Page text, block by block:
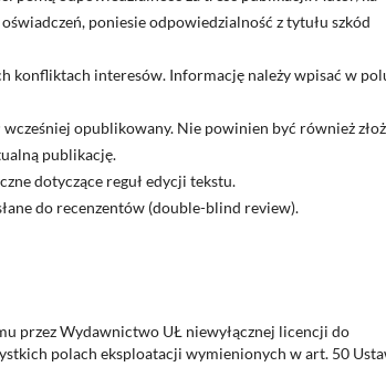
poniesie odpowiedzialność z tytułu szkód
konfliktach interesów. Informację należy wpisać w
opublikowany. Nie powinien być również
publikację.
dotyczące reguł edycji tekstu.
do recenzentów (double-blind review).
przez Wydawnictwo UŁ niewyłącznej licencji do
polach eksploatacji wymienionych w art. 50